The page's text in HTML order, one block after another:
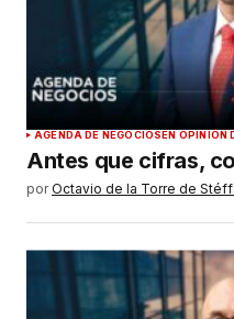
AGENDA DE NEGOCIOSEN OPINIÓN
Antes que cifras,
por Octavio de la Torre de